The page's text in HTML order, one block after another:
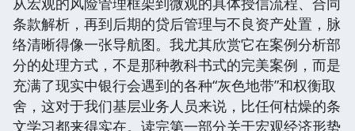
条款解析，再到后期的贷后管理与不良资产处置，脉
络清晰得像一张导航图。我尤其欣赏它在案例分析部
分的处理方式，不是那种教科书式的完美案例，而是
充满了现实中银行会遇到的各种“灰色地带”和权衡取
舍，这对于我们基层业务人员来说，比任何枯燥的条
文学习都来得实在。读完第一部分关于宏观经济形势